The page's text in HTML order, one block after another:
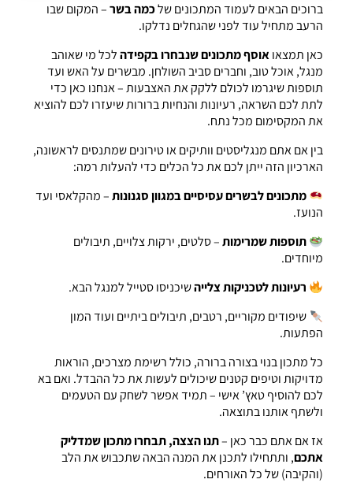
ברוכים הבאים לעמוד המתכונים שלכמה בשר– המקום שבו
הרעב מתחיל עוד לפני שהגחלים נדלקו.
כאן תמצאואוסף מתכונים שנבחרו בקפידהלכל מי שאוהב
מנגל, אוכל טוב, וחברים סביב השולחן. מבשרים על האש ועד
תוספות שיגרמו לכולם ללקק את האצבעות – אנחנו כאן כדי
לתת לכם השראה, רעיונות והנחיות ברורות שיעזרו לכם להוציא
את המקסימום מכל נתח.
בין אם אתם מנגליסטים וותיקים או טירונים שמתנסים לראשונה,
הארכיון הזה ייתן לכם את כל הכלים כדי להעלות רמה:
מתכונים לבשרים עסיסיים במגוון סגנונות– מהקלאסי ועד
הנועז.
תוספות שמרימות– סלטים, ירקות צלויים, תיבולים
מיוחדים.
רעיונות לטכניקות צלייהשיכניסו סטייל למנגל הבא.
שיפודים מקוריים, רטבים, תיבולים ביתיים ועוד המון
הפתעות.
כל מתכון בנוי בצורה ברורה, כולל רשימת מצרכים, הוראות
מדויקות וטיפים קטנים שיכולים לעשות את כל ההבדל. ואם בא
לכם להוסיף טאץ’ אישי – תמיד אפשר לשחק עם הטעמים
ולשתף אותנו בתוצאה.
אז אם אתם כבר כאן –תנו הצצה, תבחרו מתכון שמדליק
אתכם, ותתחילו לתכנן את המנה הבאה שתכבוש את הלב
(והקיבה) של כל האורחים.